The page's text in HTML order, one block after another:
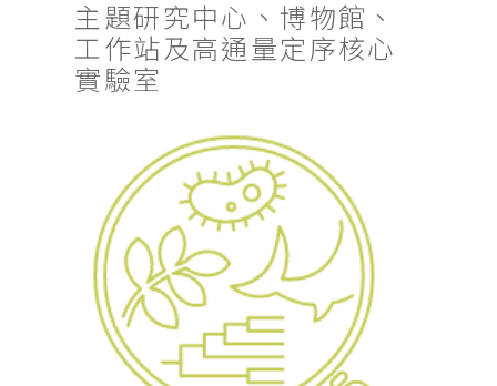
主題研究中心、博物館、
工作站及高通量定序核心
實驗室